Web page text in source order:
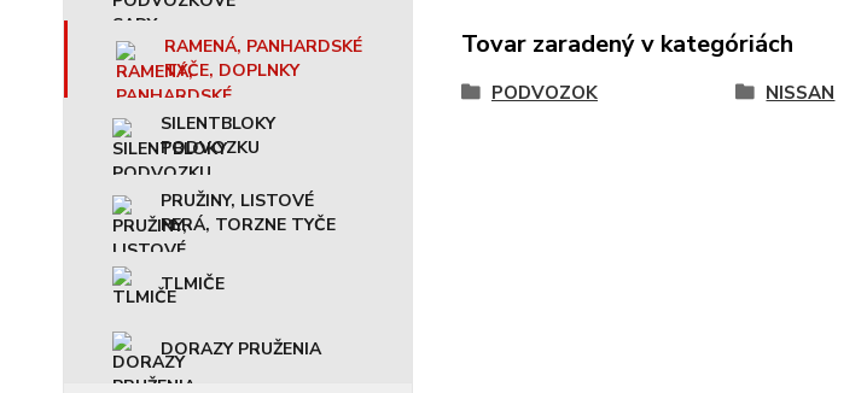
RAMENÁ, PANHARDSKÉ
TYČE, DOPLNKY
SILENTBLOKY
PODVOZKU
PRUŽINY, LISTOVÉ
PERÁ, TORZNE TYČE
TLMIČE
DORAZY PRUŽENIA
Tovar zaradený v kategóriách
PODVOZOK NISSAN